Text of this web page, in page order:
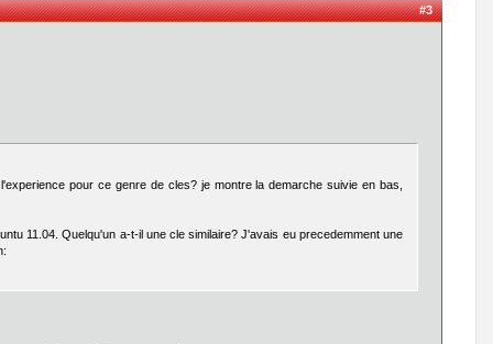
#3
pour ce genre de cles? je montre la demarche suivie en bas,
11.04. Quelqu'un a-t-il une cle similaire? J'avais eu precedemment une